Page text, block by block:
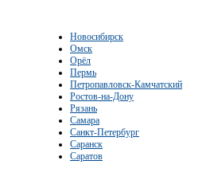
Новосибирск
Омск
Орёл
Пермь
Петропавловск-Камчатский
Ростов-на-Дону
Рязань
Самара
Санкт-Петербург
Саранск
Саратов